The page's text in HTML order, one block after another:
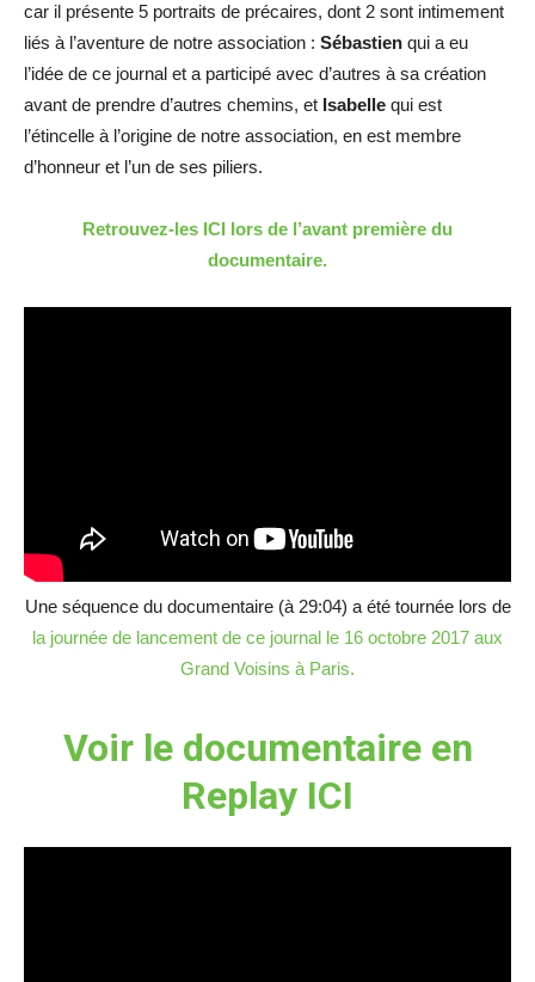
car il présente 5 portraits de précaires, dont 2 sont intimement
liés à l’aventure de notre association : Sébastien qui a eu
l’idée de ce journal et a participé avec d’autres à sa création
avant de prendre d’autres chemins, et Isabelle qui est
l’étincelle à l’origine de notre association, en est membre
d’honneur et l’un de ses piliers.
Retrouvez-les ICI lors de l’avant première du
documentaire.
Une séquence du documentaire (à 29:04) a été tournée lors de
la journée de lancement de ce journal le 16 octobre 2017 aux
Grand Voisins à Paris.
Voir le documentaire en
Replay ICI